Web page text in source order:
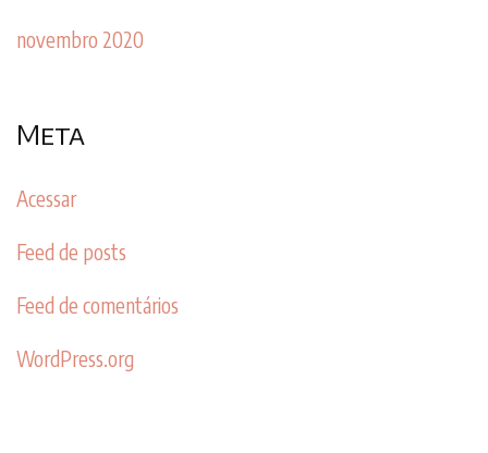
novembro 2020
Meta
Acessar
Feed de posts
Feed de comentários
WordPress.org